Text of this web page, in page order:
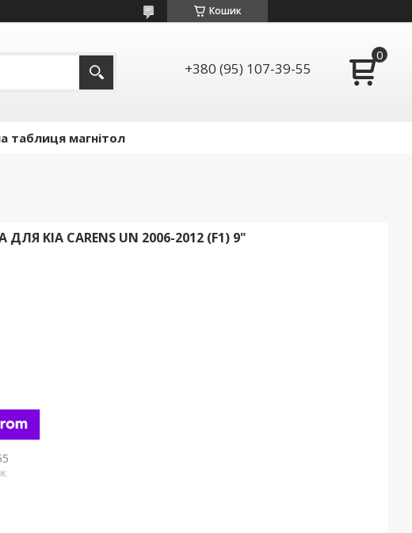
Кошик
+380 (95) 107-39-55
таблиця магнітол
KIA CARENS UN 2006-2012 (F1) 9"